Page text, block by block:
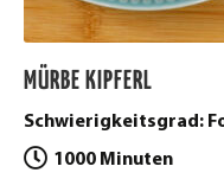
MÜRBE KIPFERL
Schwierigkeitsgrad:
1000 Minuten